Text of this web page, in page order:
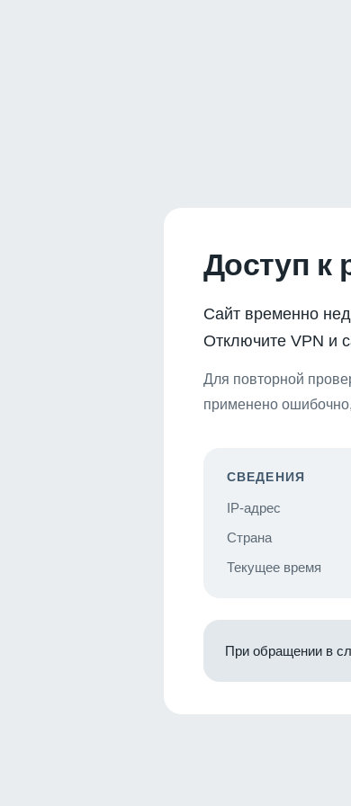
Доступ к
Сайт временно
Отключите VPN и
Для повторной
применено
СВЕДЕНИЯ
IP-адрес
Страна
Текущее время
При обращении в